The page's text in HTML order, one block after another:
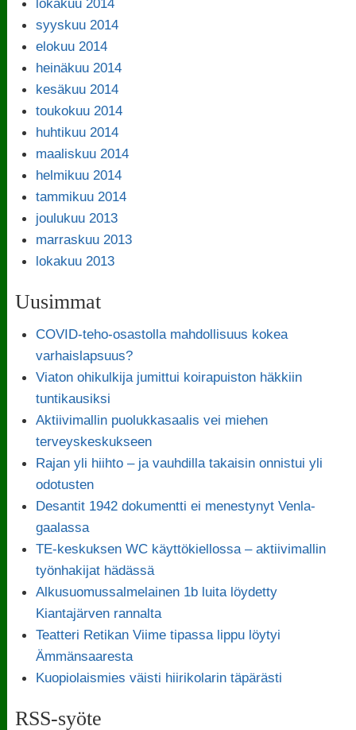
syyskuu 2014
elokuu 2014
heinäkuu 2014
kesäkuu 2014
toukokuu 2014
huhtikuu 2014
maaliskuu 2014
helmikuu 2014
tammikuu 2014
joulukuu 2013
marraskuu 2013
lokakuu 2013
Uusimmat
COVID-teho-osastolla mahdollisuus kokea
varhaislapsuus?
Viaton ohikulkija jumittui koirapuiston häkkiin
tuntikausiksi
Aktiivimallin puolukkasaalis vei miehen
terveyskeskukseen
Rajan yli hiihto – ja vauhdilla takaisin onnistui yli
odotusten
Desantit 1942 dokumentti ei menestynyt Venla-
gaalassa
TE-keskuksen WC käyttökiellossa – aktiivimallin
työnhakijat hädässä
Alkusuomussalmelainen 1b luita löydetty
Kiantajärven rannalta
Teatteri Retikan Viime tipassa lippu löytyi
Ämmänsaaresta
Kuopiolaismies väisti hiirikolarin täpärästi
RSS-syöte